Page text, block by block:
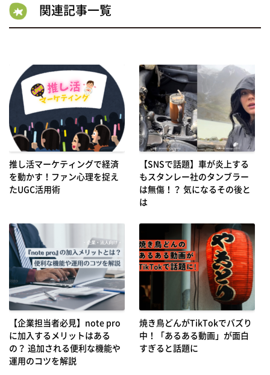
関連記事一覧
推し活マーケティングで経済
を動かす！ファン心理を捉え
たUGC活用術
【SNSで話題】車が炎上する
もスタンレー社のタンブラー
は無傷！？ 気になるその後と
は
【企業担当者必見】note pro
に加入するメリットはある
の？ 追加される便利な機能や
運用のコツを解説
焼き鳥どんがTikTokでバズり
中！「あるある動画」が面白
すぎると話題に